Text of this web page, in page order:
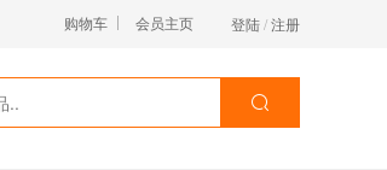
购物车 会员主页 登陆/注册